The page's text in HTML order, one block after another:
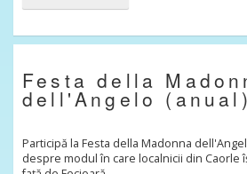
Festa della
dell'Angelo (anual)
Participă la Festa della Madonna
despre modul în care localnicii din Caorle